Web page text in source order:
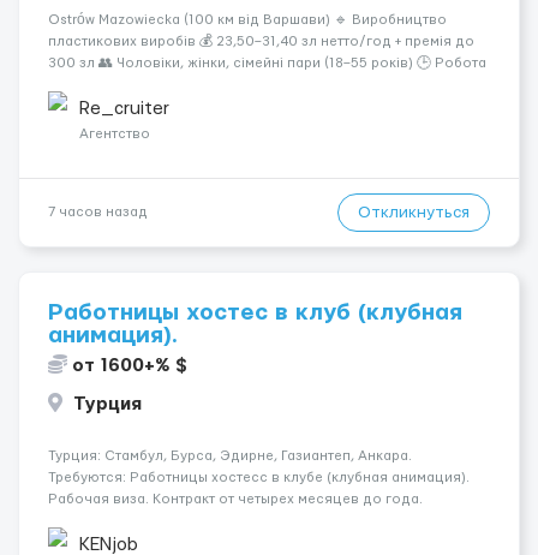
Ostrów Mazowiecka (100 км від Варшави) 🔹 Виробництво
пластикових виробів 💰 23,50–31,40 зл нетто/год + премія до
300 зл 👥 Чоловіки, жінки, сімейні пари (18–55 років) 🕒 Робота
житло — 400 зл. 📦 Обов...
Re_cruiter
Агентство
7 часов назад Откликнуться
Работницы хостес в клуб (клубная
анимация).
от 1600+% $
Турция
Турция: Стамбул, Бурса, Эдирне, Газиантеп, Анкара.
Требуются: Работницы хостесc в клубе (клубная анимация).
Рабочая виза. Контракт от четырех месяцев до года.
страховка. Высокая зарплата + %. Легально. Безопасно.
KENjob